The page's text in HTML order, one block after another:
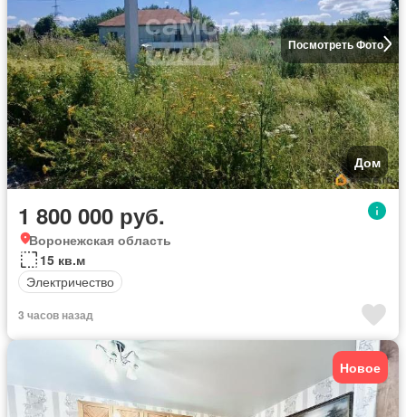
Посмотреть Фото
Дом
1 800 000 руб.
Воронежская область
15 кв.м
Электричество
3 часов назад
Новое